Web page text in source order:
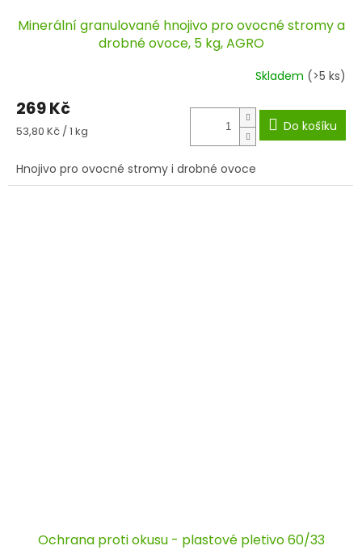
Minerální granulované hnojivo pro ovocné stromy a
drobné ovoce, 5 kg, AGRO
Skladem (>5 ks)
269 Kč
Měrná
53,80 Kč / 1 kg Do košíku
Hnojivo pro ovocné stromy i drobné ovoce
Ochrana proti okusu - plastové pletivo 60/33